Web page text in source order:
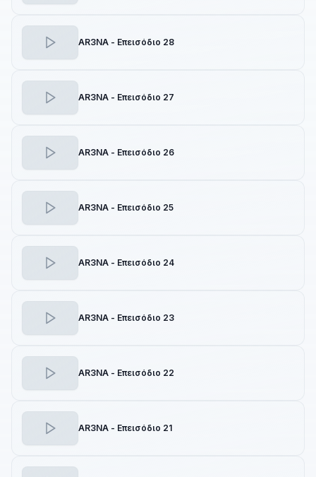
AR3NA - Επεισόδιο 28
AR3NA - Επεισόδιο 27
AR3NA - Επεισόδιο 26
AR3NA - Επεισόδιο 25
AR3NA - Επεισόδιο 24
AR3NA - Επεισόδιο 23
AR3NA - Επεισόδιο 22
AR3NA - Επεισόδιο 21